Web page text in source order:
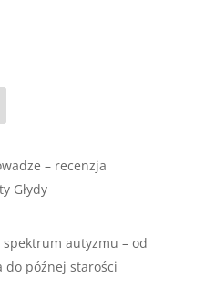
– recenzja
Głydy
autyzmu – od
do późnej starości